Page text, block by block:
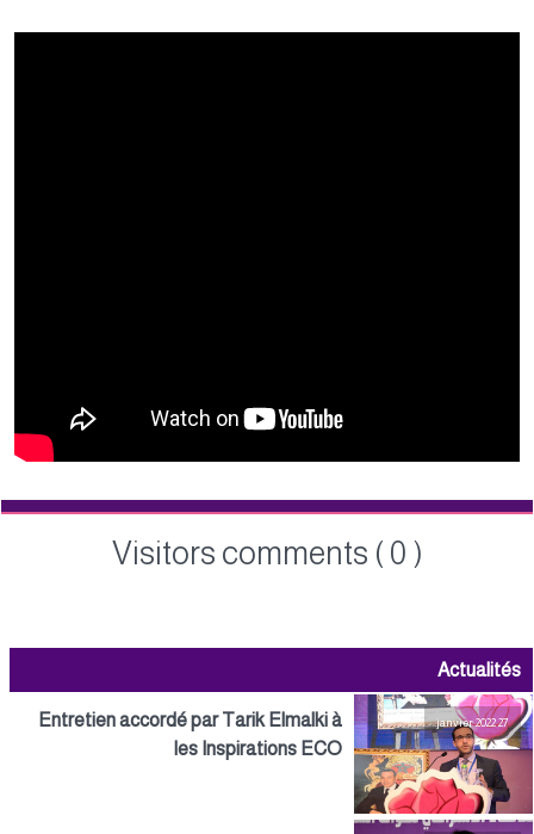
Visitors comments ( 0 )
Actualités
27 janvier 2022
Entretien accordé par Tarik Elmalki à
les Inspirations ECO